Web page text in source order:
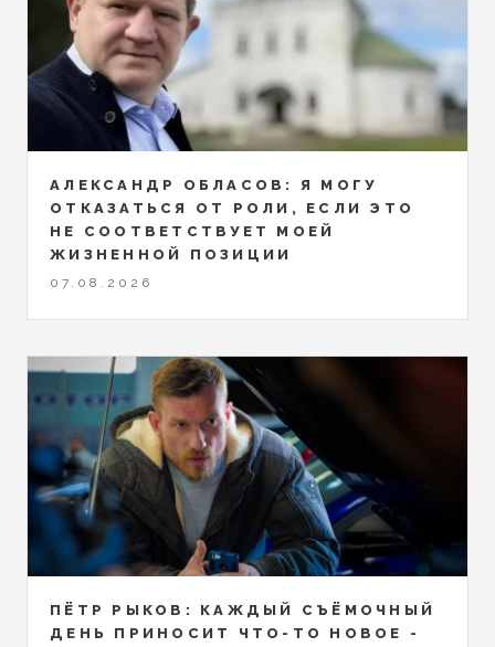
АЛЕКСАНДР ОБЛАСОВ: Я МОГУ
ОТКАЗАТЬСЯ ОТ РОЛИ, ЕСЛИ ЭТО
НЕ СООТВЕТСТВУЕТ МОЕЙ
ЖИЗНЕННОЙ ПОЗИЦИИ
07.08.2026
ПЁТР РЫКОВ: КАЖДЫЙ СЪЁМОЧНЫЙ
ДЕНЬ ПРИНОСИТ ЧТО-ТО НОВОЕ -